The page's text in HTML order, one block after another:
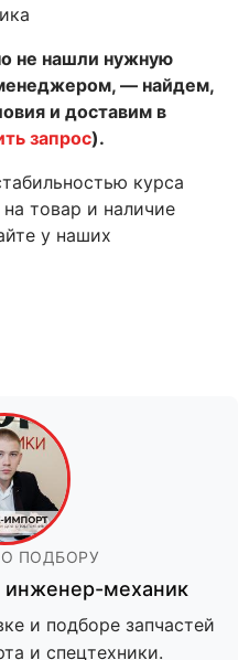
не нашли нужную
— найдем,
и доставим в
запрос).
курса
товар и наличие
у наших
ПОДБОРУ
инженер-механик
и подборе запчастей
и спецтехники.